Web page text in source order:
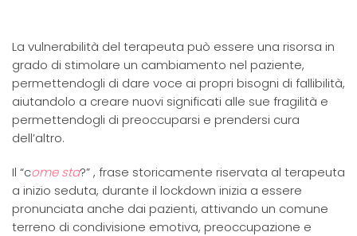
La vulnerabilità del terapeuta può essere una risorsa in
grado di stimolare un cambiamento nel paziente,
permettendogli di dare voce ai propri bisogni di fallibilità,
aiutandolo a creare nuovi significati alle sue fragilità e
permettendogli di preoccuparsi e prendersi cura
dell’altro.
Il “come sta?” , frase storicamente riservata al terapeuta
a inizio seduta, durante il lockdown inizia a essere
pronunciata anche dai pazienti, attivando un comune
terreno di condivisione emotiva, preoccupazione e